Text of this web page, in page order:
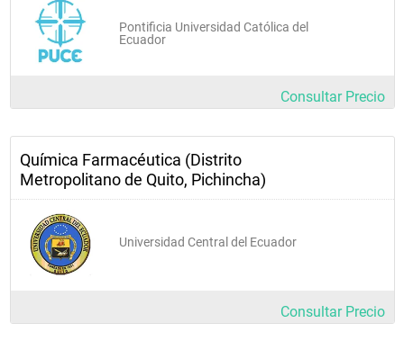
Pontificia Universidad Católica del
Ecuador
Consultar Precio
Química Farmacéutica (Distrito
Metropolitano de Quito, Pichincha)
Universidad Central del Ecuador
Consultar Precio